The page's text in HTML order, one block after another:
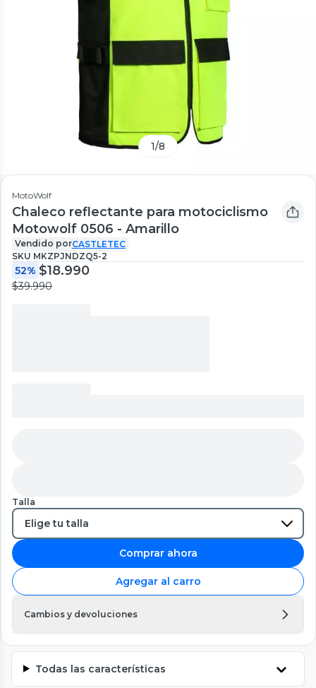
1/8
MotoWolf
Chaleco reflectante para motociclismo
Motowolf 0506 - Amarillo
Vendido porCASTLETEC
SKU MKZPJNDZQ5-2
52% $18.990
$39.990
Talla
Comprar ahora
Agregar al carro
Cambios y devoluciones
Todas las características